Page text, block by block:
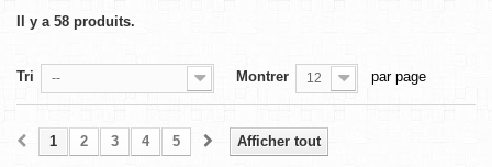
Il y a 58 produits.
Tri -- Montrer 12 par page
Afficher tout
1 2 3 4 5